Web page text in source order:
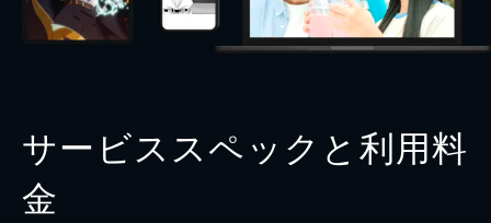
サービススペックと利用料
金